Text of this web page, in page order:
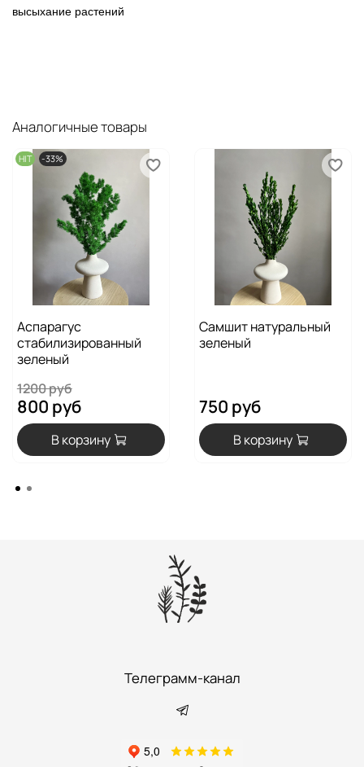
высыхание растений
Аналогичные товары
HIT -33%
Аспарагус
стабилизированный
зеленый
1200 руб
800 руб
В корзину
Самшит натуральный
зеленый
750 руб
В корзину
Телеграмм-канал